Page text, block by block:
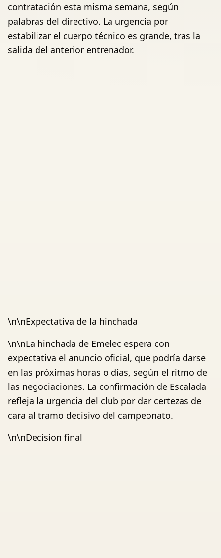
contratación esta misma semana, según
palabras del directivo. La urgencia por
estabilizar el cuerpo técnico es grande, tras la
salida del anterior entrenador.
\n\nExpectativa de la hinchada
\n\nLa hinchada de Emelec espera con
expectativa el anuncio oficial, que podría darse
en las próximas horas o días, según el ritmo de
las negociaciones. La confirmación de Escalada
refleja la urgencia del club por dar certezas de
cara al tramo decisivo del campeonato.
\n\nDecision final